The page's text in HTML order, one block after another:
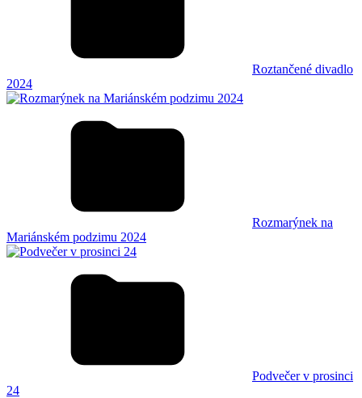
Roztančené divadlo
2024
Rozmarýnek na
Mariánském podzimu 2024
Podvečer v prosinci
24